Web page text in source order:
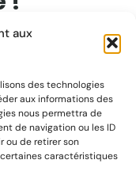
aux
des technologies
aux informations des
nous permettra de
de navigation ou les ID
ou de retirer son
caractéristiques
sur